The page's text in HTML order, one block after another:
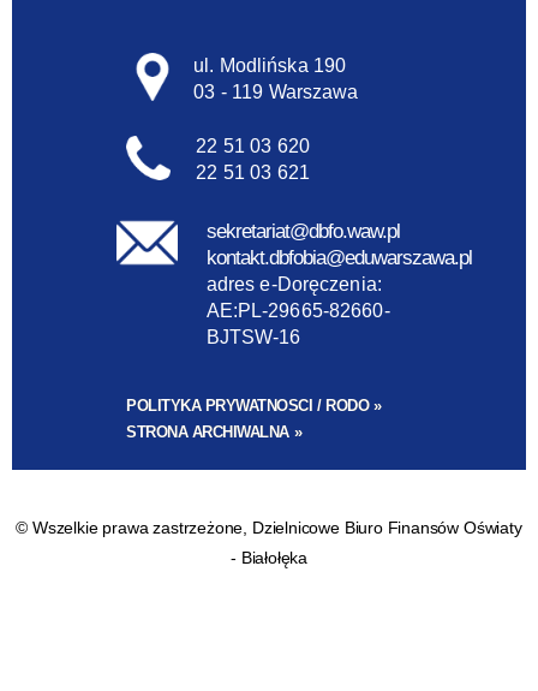
ul. Modlińska 190
03 - 119 Warszawa
22 51 03 620
22 51 03 621
sekretariat@dbfo.waw.pl
kontakt.dbfobia@eduwarszawa.pl
adres e-Doręczenia:
AE:PL-29665-82660-
BJTSW-16
POLITYKA PRYWATNOSCI / RODO »
STRONA ARCHIWALNA »
© Wszelkie prawa zastrzeżone, Dzielnicowe Biuro Finansów Oświaty
- Białołęka